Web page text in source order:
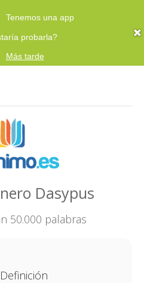
una app
probarla?
Más tarde
Dasypus
50.000 palabras
Definición